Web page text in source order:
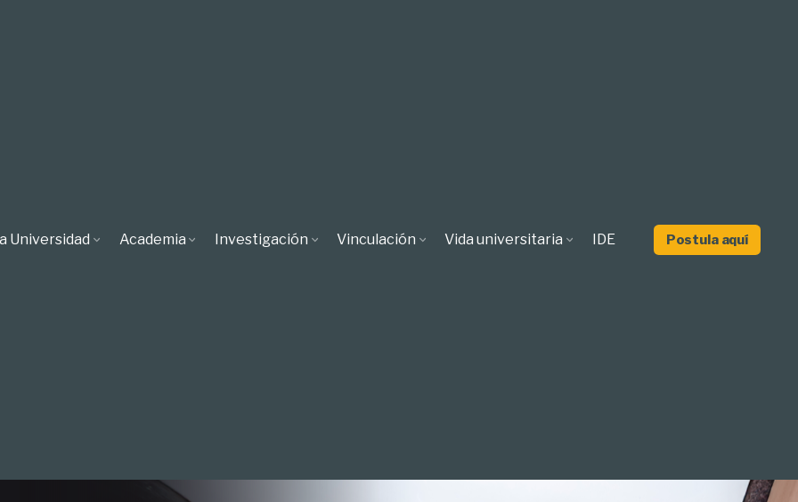
Universidad Academia Investigación Vinculación Vida universitaria IDE Postula aquí